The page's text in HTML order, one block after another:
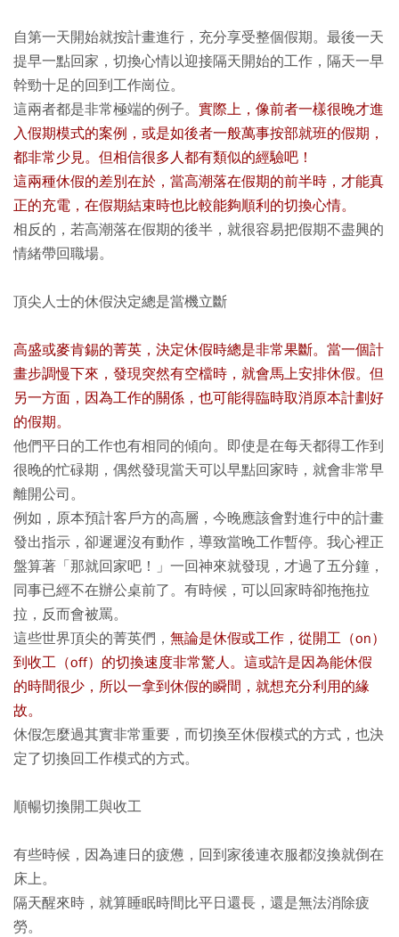
自第一天開始就按計畫進行，充分享受整個假期。最後一天
提早一點回家，切換心情以迎接隔天開始的工作，隔天一早
幹勁十足的回到工作崗位。
這兩者都是非常極端的例子。 實際上，像前者一樣很晚才進
入假期模式的案例，或是如後者一般萬事按部就班的假期，
都非常少見。但相信很多人都有類似的經驗吧！
這兩種休假的差別在於，當高潮落在假期的前半時，才能真
正的充電，在假期結束時也比較能夠順利的切換心情。
相反的，若高潮落在假期的後半，就很容易把假期不盡興的
情緒帶回職場。
頂尖人士的休假決定總是當機立斷
高盛或麥肯錫的菁英，決定休假時總是非常果斷。當一個計
畫步調慢下來，發現突然有空檔時，就會馬上安排休假。但
另一方面，因為工作的關係，也可能得臨時取消原本計劃好
的假期。
他們平日的工作也有相同的傾向。即使是在每天都得工作到
很晚的忙碌期，偶然發現當天可以早點回家時，就會非常早
離開公司。
例如，原本預計客戶方的高層，今晚應該會對進行中的計畫
發出指示，卻遲遲沒有動作，導致當晚工作暫停。我心裡正
盤算著「那就回家吧！」一回神來就發現，才過了五分鐘，
同事已經不在辦公桌前了。有時候，可以回家時卻拖拖拉
拉，反而會被罵。
這些世界頂尖的菁英們， 無論是休假或工作，從開工（on）
到收工（off）的切換速度非常驚人。這或許是因為能休假
的時間很少，所以一拿到休假的瞬間，就想充分利用的緣
故。
休假怎麼過其實非常重要，而切換至休假模式的方式，也決
定了切換回工作模式的方式。
順暢切換開工與收工
有些時候，因為連日的疲憊，回到家後連衣服都沒換就倒在
床上。
隔天醒來時，就算睡眠時間比平日還長，還是無法消除疲
勞。